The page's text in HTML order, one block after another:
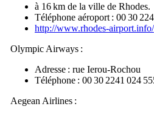
à 16 km de la ville de Rhodes.
Téléphone aéroport : 00 30
http://www.rhodes-airport.info/
Olympic Airways :
Adresse : rue Ierou-Rochou
Téléphone : 00 30 2241 024
Aegean Airlines :